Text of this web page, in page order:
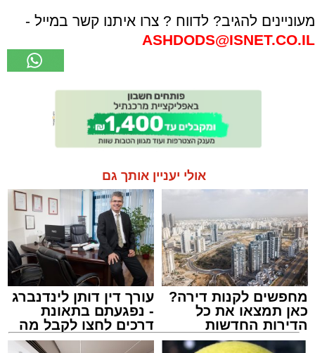
מעוניינים להגיב? לדווח ? צרו איתנו קשר במייל -
ASHDODS@ISNET.CO.IL
אולי יעניין אותך גם
מחפשים לקנות דירה?
כאן תמצאו את כל
הדירות החדשות
למכירה באשדוד >>>
עורך דין דותן לינדנברג
- נפגעתם בתאונת
דרכים לחצו לקבל מה
שמגיע לכם